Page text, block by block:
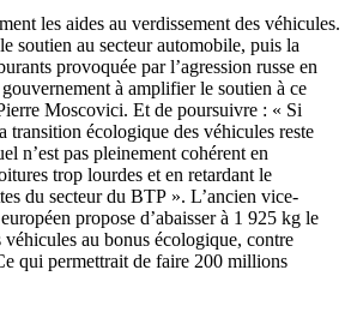
les aides au verdissement des véhicules.
soutien au secteur automobile, puis la
provoquée par l’agression russe en
à amplifier le soutien à ce
Moscovici. Et de poursuivre : « Si
transition écologique des véhicules reste
n’est pas pleinement cohérent en
trop lourdes et en retardant le
du secteur du BTP ». L’ancien vice-
propose d’abaisser à 1 925 kg le
au bonus écologique, contre
qui permettrait de faire 200 millions